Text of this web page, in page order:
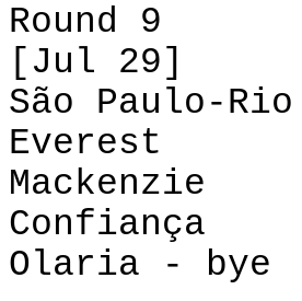
Round 9
[Jul 29]
São
Everest
Mackenzie
Confiança
Olaria - bye